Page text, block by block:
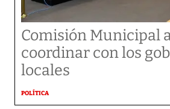
Comisión Municipal
coordinar con los
locales
POLÍTICA